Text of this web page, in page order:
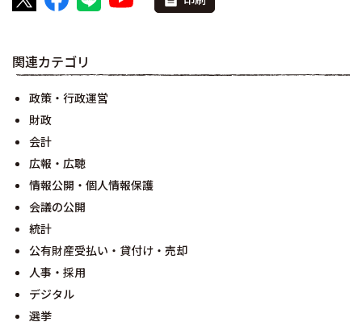
関連カテゴリ
政策・行政運営
財政
会計
広報・広聴
情報公開・個人情報保護
会議の公開
統計
公有財産受払い・貸付け・売却
人事・採用
デジタル
選挙